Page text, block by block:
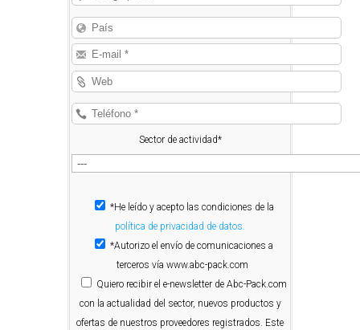
Sector de actividad*
*He leído y acepto las condiciones de la
política de privacidad de datos.
*Autorizo el envío de comunicaciones a
terceros vía www.abc-pack.com
Quiero recibir el e-newsletter de Abc-Pack.com
con la actualidad del sector, nuevos productos y
ofertas de nuestros proveedores registrados. Este